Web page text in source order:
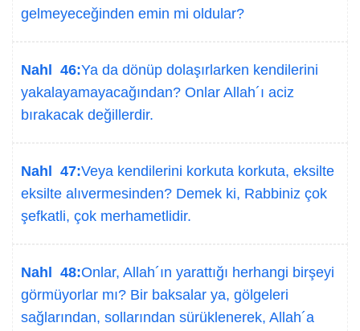
gelmeyeceğinden emin mi oldular?
Nahl 46:Ya da dönüp dolaşırlarken kendilerini
yakalayamayacağından? Onlar Allah´ı aciz
bırakacak değillerdir.
Nahl 47:Veya kendilerini korkuta korkuta, eksilte
eksilte alıvermesinden? Demek ki, Rabbiniz çok
şefkatli, çok merhametlidir.
Nahl 48:Onlar, Allah´ın yarattığı herhangi birşeyi
görmüyorlar mı? Bir baksalar ya, gölgeleri
sağlarından, sollarından sürüklenerek, Allah´a